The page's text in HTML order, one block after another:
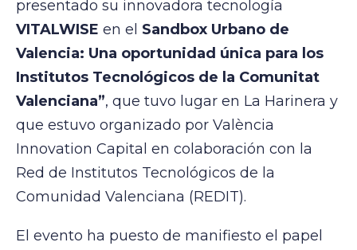
presentado su innovadora tecnología
VITALWISE en el Sandbox Urbano de
Valencia: Una oportunidad única para los
Institutos Tecnológicos de la Comunitat
Valenciana”, que tuvo lugar en La Harinera y
que estuvo organizado por València
Innovation Capital en colaboración con la
Red de Institutos Tecnológicos de la
Comunidad Valenciana (REDIT).
El evento ha puesto de manifiesto el papel